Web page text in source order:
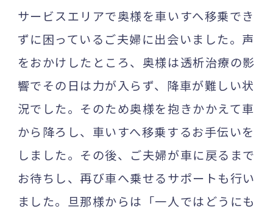
サービスエリアで奥様を車いすへ移乗でき
ずに困っているご夫婦に出会いました。声
をおかけしたところ、奥様は透析治療の影
響でその日は力が入らず、降車が難しい状
況でした。そのため奥様を抱きかかえて車
から降ろし、車いすへ移乗するお手伝いを
しました。その後、ご夫婦が車に戻るまで
お待ちし、再び車へ乗せるサポートも行い
ました。旦那様からは「一人ではどうにも